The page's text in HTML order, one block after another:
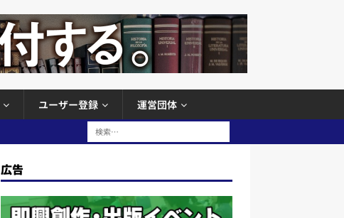
ユーザー登録 運営団体
広告